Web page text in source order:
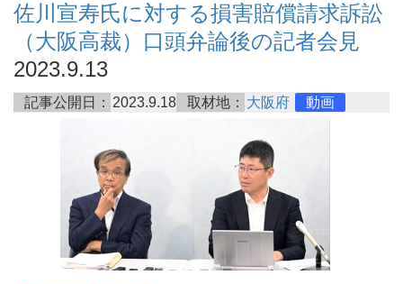
佐川宣寿氏に対する損害賠償請求訴訟
（大阪高裁）口頭弁論後の記者会見
2023.9.13
記事公開日： 2023.9.18 取材地： 大阪府 動画